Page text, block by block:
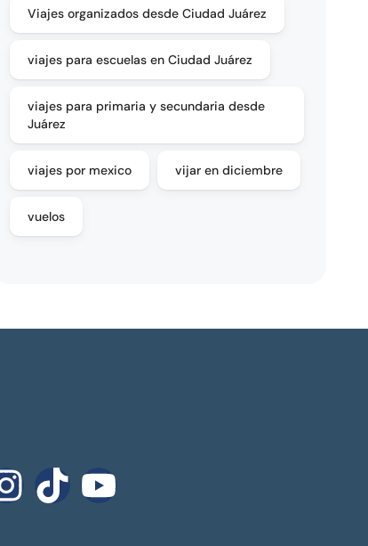
Viajes organizados desde Ciudad Juárez
viajes para escuelas en Ciudad Juárez
viajes para primaria y secundaria desde
Juárez
viajes por mexico vijar en diciembre
vuelos